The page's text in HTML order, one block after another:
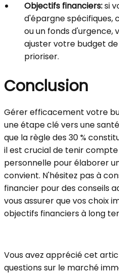
Objectifs financiers:si
d'épargne
ou un fonds d'urgence,
ajuster votre budget
prioriser.
Conclusion
Gérer efficacement votre
une étape clé vers une
que la règle des 30 %
il est crucial de tenir
personnelle pour élaborer
convient. N'hésitez pas à
financier pour des conseils
vous assurer que vos choix
objectifs financiers à long
Vous avez apprécié cet
questions sur le marché